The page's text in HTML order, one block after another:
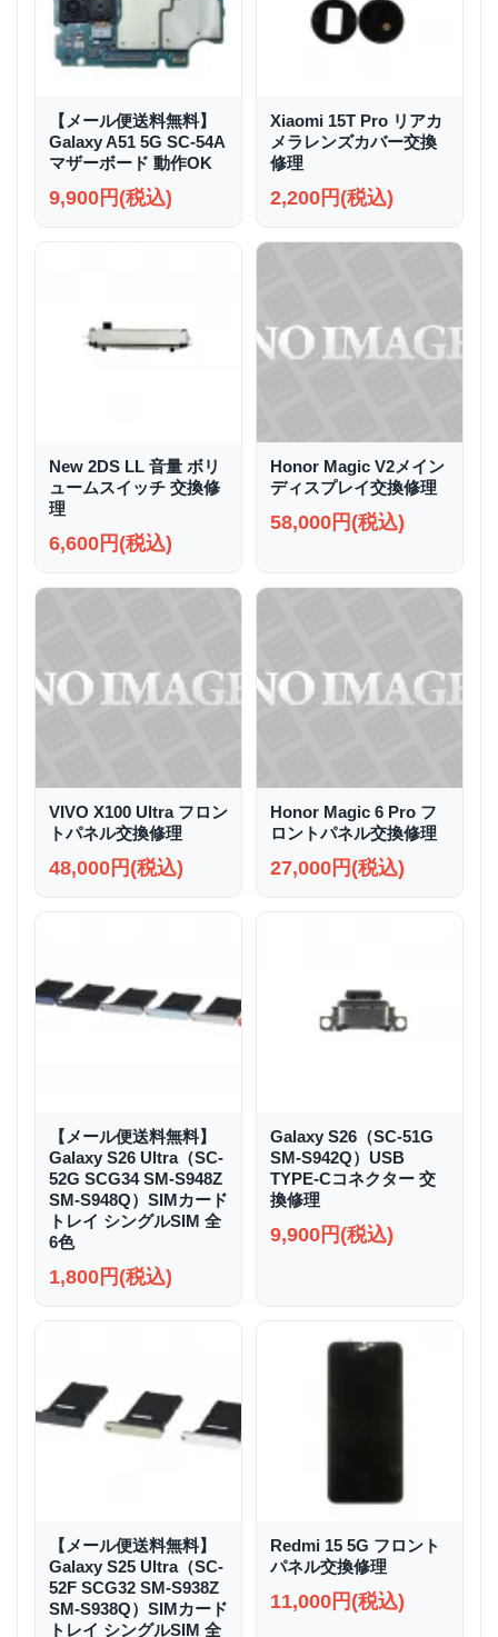
【メール便送料無料】
Galaxy A51 5G SC-54A
マザーボード 動作OK
9,900円(税込)
Xiaomi 15T Pro リアカ
メラレンズカバー交換
修理
2,200円(税込)
New 2DS LL 音量 ボリ
ュームスイッチ 交換修
理
6,600円(税込)
Honor Magic V2メイン
ディスプレイ交換修理
58,000円(税込)
VIVO X100 Ultra フロン
トパネル交換修理
48,000円(税込)
Honor Magic 6 Pro フ
ロントパネル交換修理
27,000円(税込)
【メール便送料無料】
Galaxy S26 Ultra（SC-
52G SCG34 SM-S948Z
SM-S948Q）SIMカード
トレイ シングルSIM 全
6色
1,800円(税込)
Galaxy S26（SC-51G
SM-S942Q）USB
TYPE-Cコネクター 交
換修理
9,900円(税込)
【メール便送料無料】
Galaxy S25 Ultra（SC-
52F SCG32 SM-S938Z
SM-S938Q）SIMカード
トレイ シングルSIM 全
Redmi 15 5G フロント
パネル交換修理
11,000円(税込)